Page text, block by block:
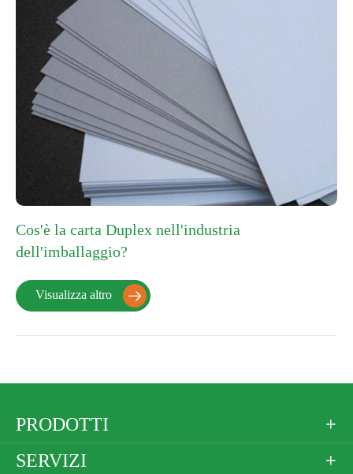
Cos'è la carta Duplex nell'industria
dell'imballaggio?
Visualizza altro 
PRODOTTI 
SERVIZI 